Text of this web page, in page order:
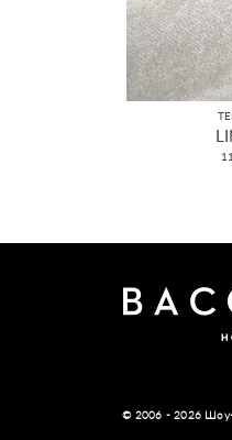
© 2006 - 2026 Шоу-